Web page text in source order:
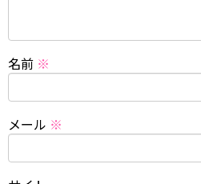
名前 ※
メール ※